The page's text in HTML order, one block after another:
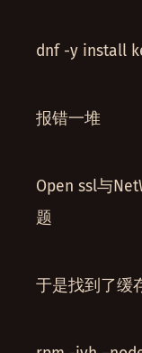
dnf -y install
报错一堆
Open ssl与
题
于是找到了缓